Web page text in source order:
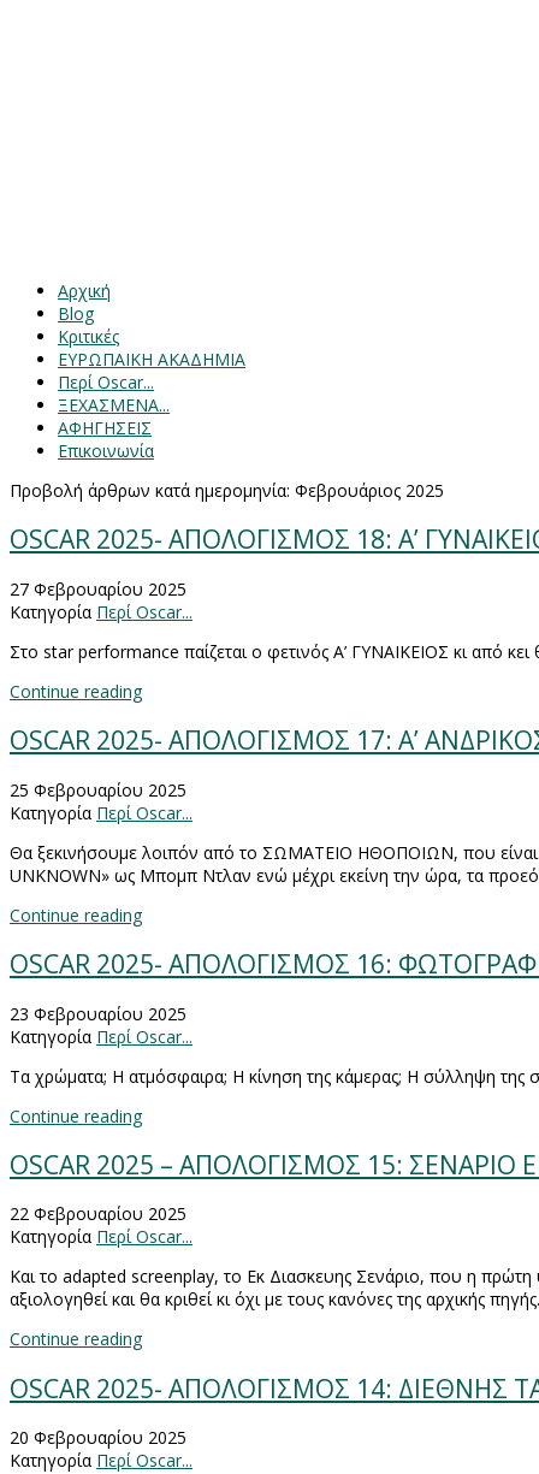
Αρχική
Blog
Κριτικές
ΕΥΡΩΠΑΙΚΗ ΑΚΑΔΗΜΙΑ
Περί Oscar...
ΞΕΧΑΣΜΕΝΑ...
ΑΦΗΓΗΣΕΙΣ
Επικοινωνία
Προβολή άρθρων κατά ημερομηνία: Φεβρουάριος 2025
OSCAR 2025- ΑΠΟΛΟΓΙΣΜΟΣ 18: Α’
27 Φεβρουαρίου 2025
Κατηγορία Περί Oscar...
Στο star performance παίζεται ο φετινός Α’ ΓΥΝΑΙΚΕΙΟΣ κι από
Continue reading
OSCAR 2025- ΑΠΟΛΟΓΙΣΜΟΣ 17: Α’
25 Φεβρουαρίου 2025
Κατηγορία Περί Oscar...
Θα ξεκινήσουμε λοιπόν από το ΣΩΜΑΤΕΙΟ ΗΘΟΠΟΙΩΝ, που
UNKNOWN» ως Μπομπ Ντλαν ενώ μέχρι εκείνη την ώρα, τα
Continue reading
OSCAR 2025- ΑΠΟΛΟΓΙΣΜΟΣ 16:
23 Φεβρουαρίου 2025
Κατηγορία Περί Oscar...
Tα χρώματα; Η ατμόσφαιρα; Η κίνηση της κάμερας; Η σύλληψη της
Continue reading
OSCAR 2025 – ΑΠΟΛΟΓΙΣΜΟΣ 15: ΣΕΝΑΡΙΟ
22 Φεβρουαρίου 2025
Κατηγορία Περί Oscar...
Και το adapted screenplay, το Εκ Διασκευης Σενάριο, που η
αξιολογηθεί και θα κριθεί κι όχι με τους κανόνες της αρχικής πηγής.
Continue reading
OSCAR 2025- ΑΠΟΛΟΓΙΣΜΟΣ 14: ΔΙΕΘΝΗΣ
20 Φεβρουαρίου 2025
Κατηγορία Περί Oscar...